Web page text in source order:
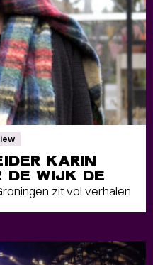
KARIN
DE WIJK DE
zit vol verhalen